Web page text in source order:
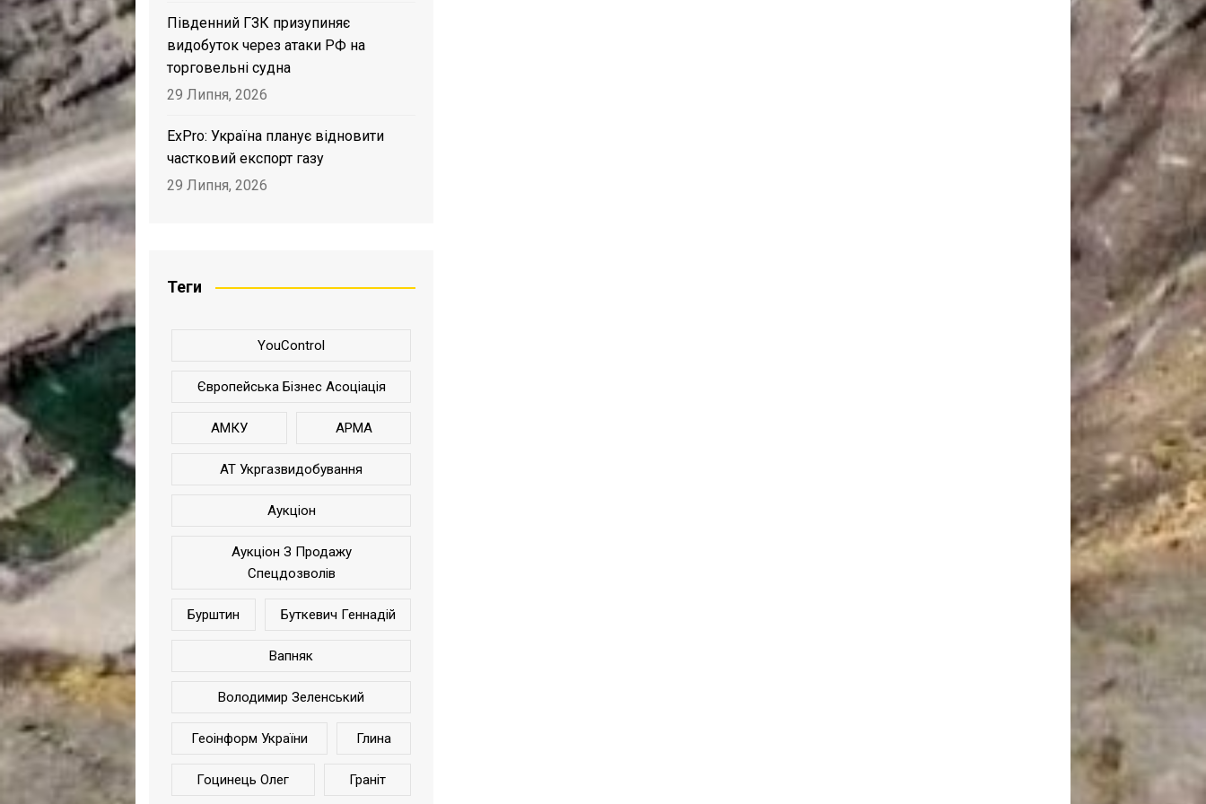
Південний ГЗК призупиняє
видобуток через атаки РФ на
торговельні судна
29 Липня, 2026
ExPro: Україна планує відновити
частковий експорт газу
29 Липня, 2026
Теги
YouControl
Європейська Бізнес Асоціація
АМКУ АРМА
АТ Укргазвидобування
Аукціон
Аукціон З Продажу
Спецдозволів
Бурштин Буткевич Геннадій
Вапняк
Володимир Зеленський
Геоінформ України Глина
Гоцинець Олег Граніт